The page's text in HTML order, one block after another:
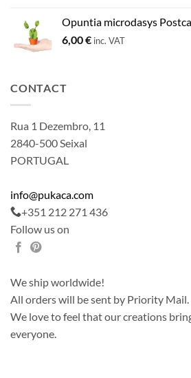
Opuntia microdasys
6,00€ inc. VAT
CONTACT
Rua 1 Dezembro, 11
2840-500 Seixal
PORTUGAL
info@pukaca.com
+351 212 271 436
Follow us on
We ship worldwide!
All orders will be sent by Priority Mail.
We love to feel that our creations
everyone.